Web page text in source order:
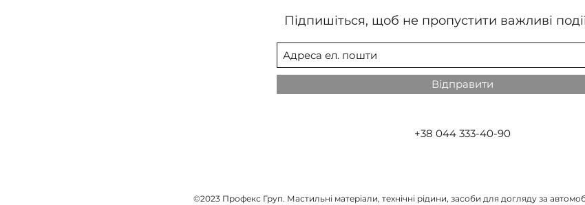
Підпишіться, щоб не пропустити важливі події
Відправити
+38 044 333-40-90
©2023 Профекс Груп. Мастильні матеріали, технічні рідини, засоби для догляду за